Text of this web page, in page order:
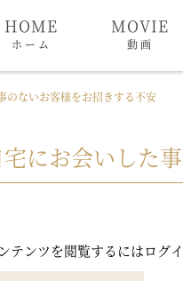
HOME
ホーム
MOVIE
動画
のないお客様をお招きする不安
宅にお会いした
テンツを閲覧するにはログ